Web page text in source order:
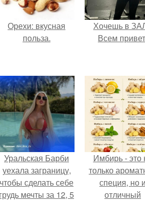
Орехи: вкусная
польза.
Хочешь в
Всем
Уральская Барби
уехала заграницу,
чтобы сделать себе
грудь мечты за 12, 5
Имбирь - это
только
специя, но и
отличный